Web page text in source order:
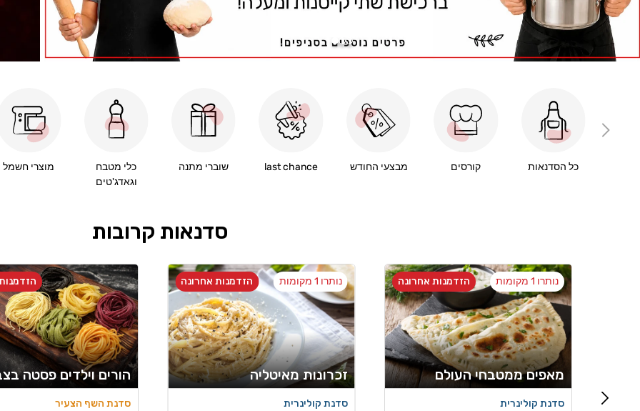
כל הסדנאות קורסים מבצעי החודש last chance שוברי מתנה
כלי מטבח
וגאדג'טים
מוצרי חשמל
סדנאות קרובות
נותרו 1 מקומות הזדמנות אחרונה
מאפים ממטבחי העולם
סדנת קולינרית
נותרו 1 מקומות הזדמנות אחרונה
זכרונות מאיטליה
סדנת קולינרית
הורים וילדים פסטה
סדנת השף הצעיר